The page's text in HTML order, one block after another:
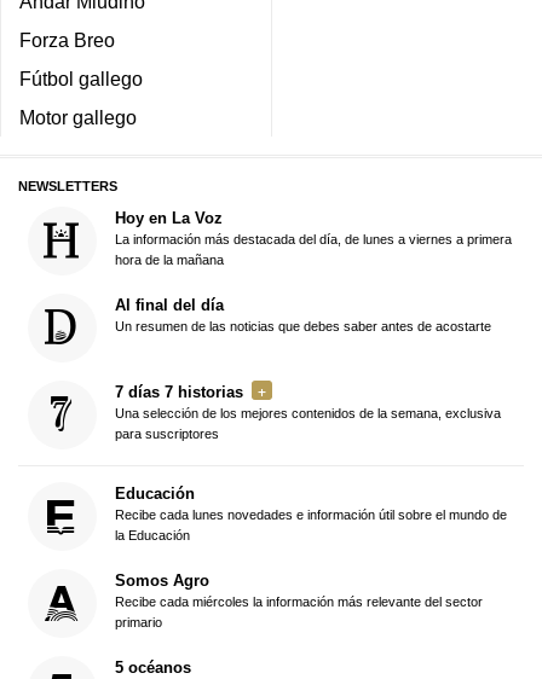
Forza Breo
Fútbol gallego
Motor gallego
NEWSLETTERS
Hoy en La Voz
La información más destacada del día, de lunes a viernes a primera
hora de la mañana
Al final del día
Un resumen de las noticias que debes saber antes de acostarte
7 días 7 historias
Una selección de los mejores contenidos de la semana, exclusiva
para suscriptores
Educación
Recibe cada lunes novedades e información útil sobre el mundo de
la Educación
Somos Agro
Recibe cada miércoles la información más relevante del sector
primario
5 océanos